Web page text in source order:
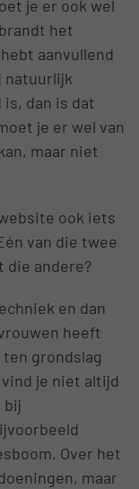
je er ook wel
het
aanvullend
natuurlijk
dan is dat
je er wel van
maar niet
ook iets
van die twee
die andere?
en dan
heeft
grondslag
je niet altijd
bij
Over het
maar